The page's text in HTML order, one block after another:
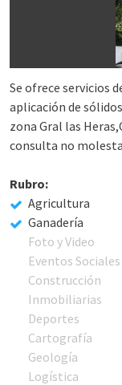
Se ofrece servicios
aplicación de
zona Gral las
consulta no molesta
Rubro:
Agricultura
Ganadería
Foto y Video
Eventos Sociales
Construcción
Inmobiliarias
Deportes
Cartografía
Geología
Logística